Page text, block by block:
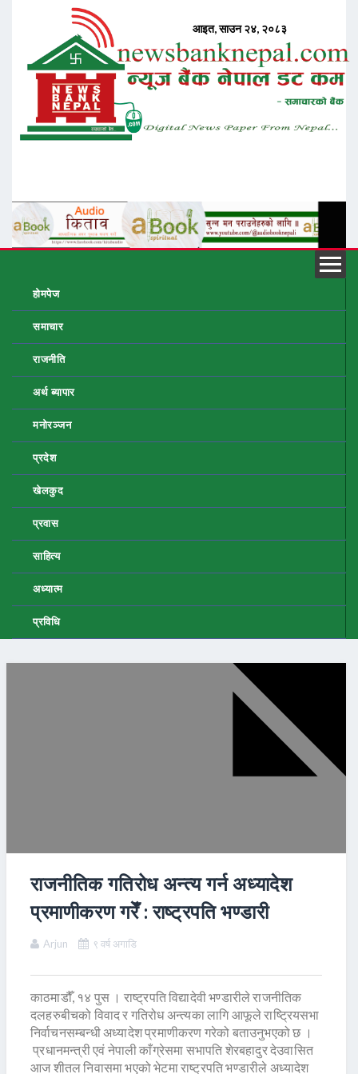
होमपेज
समाचार
राजनीति
अर्थ ब्यापार
मनोरञ्जन
प्रदेश
खेलकुद
प्रवास
साहित्य
अध्यात्म
प्रविधि
राजनीतिक गतिरोध अन्त्य गर्न अध्यादेश
प्रमाणीकरण गरेँ : राष्ट्रपति भण्डारी
Arjun ९ वर्ष अगाडि
काठमाडौँ, १४ पुस । राष्ट्रपति विद्यादेवी भण्डारीले राजनीतिक
दलहरुबीचको विवाद र गतिरोध अन्त्यका लागि आफूले राष्ट्रियसभा
निर्वाचनसम्बन्धी अध्यादेश प्रमाणीकरण गरेको बताउनुभएको छ ।
प्रधानमन्त्री एवं नेपाली काँग्रेसमा सभापति शेरबहादुर देउवासित
आज शीतल निवासमा भएको भेटमा राष्ट्रपति भण्डारीले अध्यादेश